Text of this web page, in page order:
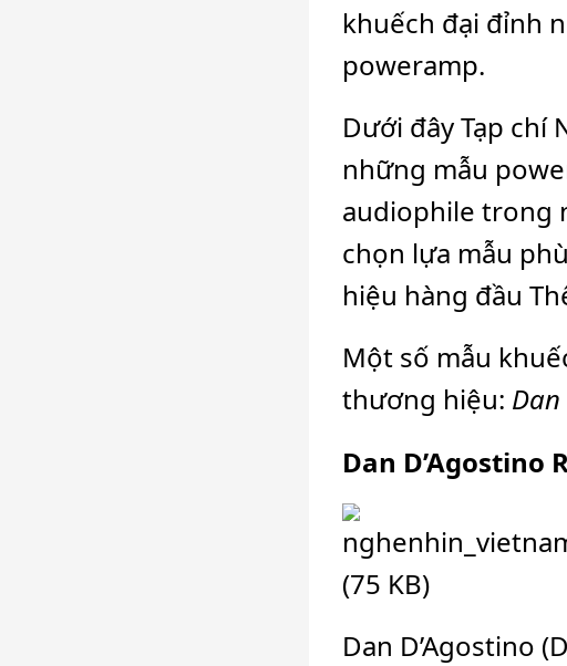
khuếch đại đỉnh
poweramp.
Dưới đây Tạp
những mẫu
audiophile trong
chọn lựa mẫu
hiệu hàng đầu
Một số mẫu
thương hiệu:
Dan
Dan D’Agostino